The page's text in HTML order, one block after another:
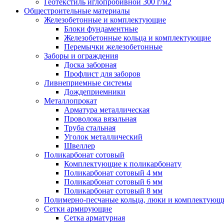
Геотекстиль иглопробивной 300 г/м2
Общестроительные материалы
Железобетонные и комплектующие
Блоки фундаментные
Железобетонные кольца и комплектующие
Перемычки железобетонные
Заборы и ограждения
Доска заборная
Профлист для заборов
Ливнеприемные системы
Дождеприемники
Металлопрокат
Арматура металлическая
Проволока вязальная
Труба стальная
Уголок металлический
Швеллер
Поликарбонат сотовый
Комплектующие к поликарбонату
Поликарбонат сотовый 4 мм
Поликарбонат сотовый 6 мм
Поликарбонат сотовый 8 мм
Полимерно-песчаные кольца, люки и
Сетки армирующие
Сетка арматурная